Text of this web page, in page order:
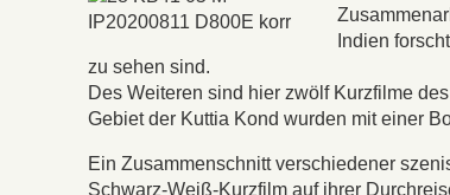
Indien
zu sehen sind.
Des Weiteren sind hier zwölf Kurzfilme
Gebiet der Kuttia Kond wurden mit einer
Ein Zusammenschnitt verschiedener
Schwarz-Weiß-Kurzfilm auf ihrer